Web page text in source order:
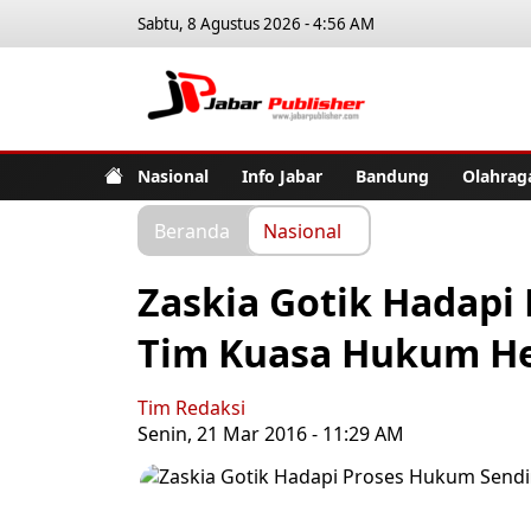
Sabtu, 8 Agustus 2026 - 4:56 AM
Nasional Info Jabar Bandung
Beranda Nasional
Zaskia Gotik Hadapi
Tim Kuasa Hukum
Tim Redaksi
Senin, 21 Mar 2016 - 11:29 AM